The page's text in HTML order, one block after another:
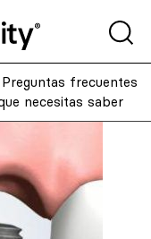
Preguntas frecuentes
necesitas saber